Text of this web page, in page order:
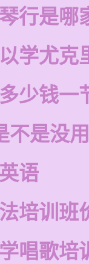
行是哪
学尤克
少钱一
不是没用
语
培训班
唱歌培